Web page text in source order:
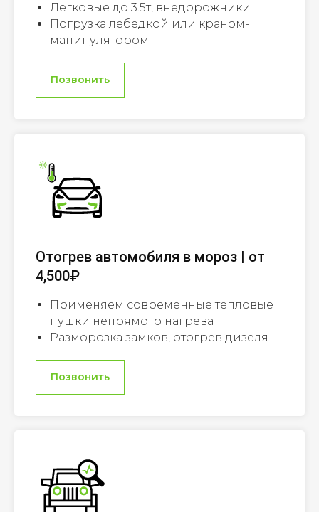
Легковые до 3.5т, внедорожники
Погрузка лебедкой или краном-
манипулятором
Позвонить
Отогрев автомобиля в мороз | от
4,500₽
Применяем современные тепловые
пушки непрямого нагрева
Разморозка замков, отогрев дизеля
Позвонить